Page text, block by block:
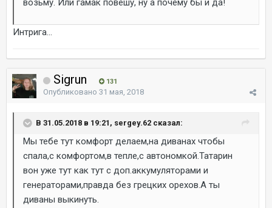
возьму. Или гамак повешу, ну а почему бы и да!
Интрига...
Sigrun 131
Опубликовано 31 мая, 2018
В 31.05.2018 в 19:21, sergey.62 сказал:
Мы тебе тут комфорт делаем,на диванах чтобы
спала,с комфортом,в тепле,с автономкой.Татарин
вон уже тут как тут с доп.аккумуляторами и
генераторами,правда без грецких орехов.А ты
диваны выкинуть.